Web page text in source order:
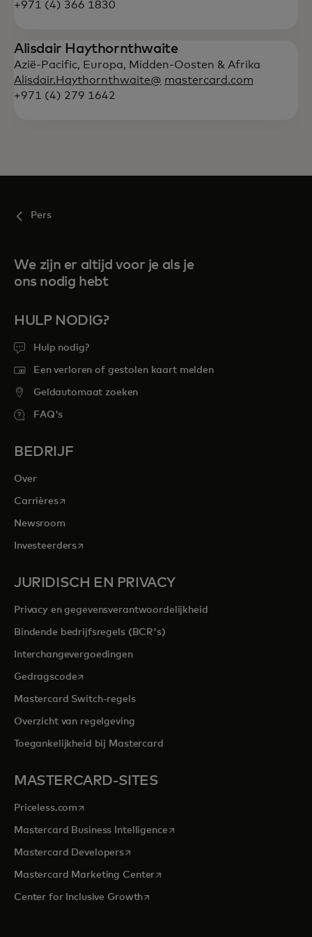
+971 (4) 366 1830
Alisdair Haythornthwaite
Azië-Pacific, Europa, Midden-Oosten & Afrika
Alisdair.Haythornthwaite@ mastercard.com
+971 (4) 279 1642
Pers
We zijn er altijd voor je als je
ons nodig hebt
HULP NODIG?
Hulp nodig?
Een verloren of gestolen kaart melden
Geldautomaat zoeken
FAQ's
BEDRIJF
Over
Carrièresopens in a new tab
Newsroom
Investeerdersopens in a new tab
JURIDISCH EN PRIVACY
Privacy en gegevensverantwoordelijkheid
Bindende bedrijfsregels (BCR's)
Interchangevergoedingen
Gedragscodeopens in a new tab
Mastercard Switch-regels
Overzicht van regelgeving
Toegankelijkheid bij Mastercard
MASTERCARD-SITES
Priceless.com opens in a new tab
Mastercard Business Intelligenceopens in a new tab
Mastercard Developersopens in a new tab
Mastercard Marketing Centeropens in a new tab
Center for Inclusive Growthopens in a new tab